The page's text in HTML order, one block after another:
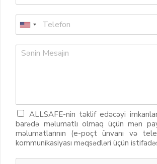
ALLSAFE-nin təklif edəcəyi
barədə məlumatlı olmaq üçün mən
məlumatlarının (e-poçt ünvanı və
kommunikasiyası məqsədləri üçün